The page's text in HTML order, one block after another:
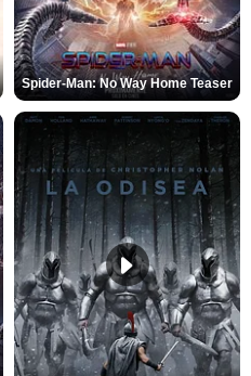
Spider-Man: No Way Home Teaser